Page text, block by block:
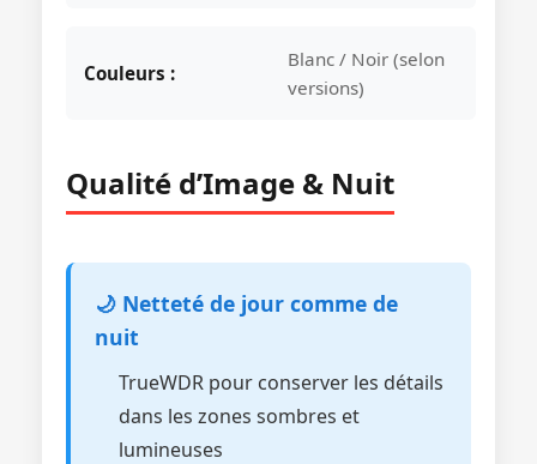
Couleurs :
Blanc / Noir (selon
versions)
Qualité d’Image & Nuit
🌙 Netteté de jour comme de
nuit
TrueWDR pour conserver les détails
dans les zones sombres et
lumineuses